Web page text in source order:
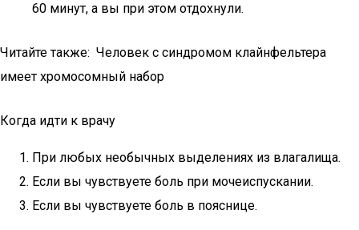
60 минут, а вы при этом отдохнули.
Читайте также: Человек с синдромом клайнфельтера
имеет хромосомный набор
Когда идти к врачу
При любых необычных выделениях из влагалища.
Если вы чувствуете боль при мочеиспускании.
Если вы чувствуете боль в пояснице.